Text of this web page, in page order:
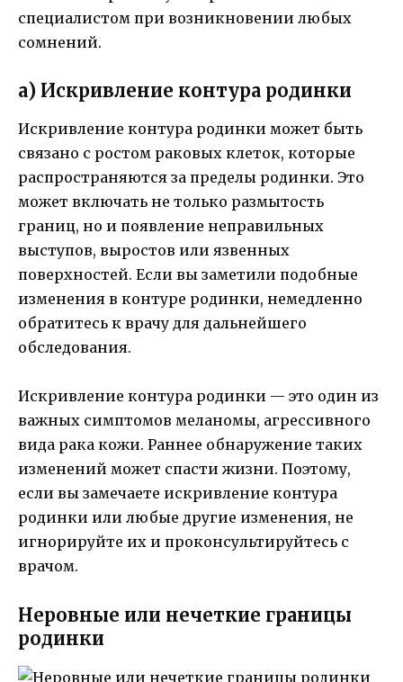
специалистом при возникновении любых
сомнений.
а) Искривление контура родинки
Искривление контура родинки может быть
связано с ростом раковых клеток, которые
распространяются за пределы родинки. Это
может включать не только размытость
границ, но и появление неправильных
выступов, выростов или язвенных
поверхностей. Если вы заметили подобные
изменения в контуре родинки, немедленно
обратитесь к врачу для дальнейшего
обследования.
Искривление контура родинки — это один из
важных симптомов меланомы, агрессивного
вида рака кожи. Раннее обнаружение таких
изменений может спасти жизни. Поэтому,
если вы замечаете искривление контура
родинки или любые другие изменения, не
игнорируйте их и проконсультируйтесь с
врачом.
Неровные или нечеткие границы
родинки